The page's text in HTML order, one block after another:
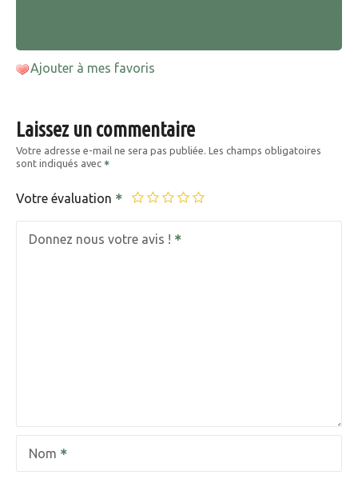
Ajouter à mes favoris
Laissez un commentaire
Votre adresse e-mail ne sera pas publiée. Les champs obligatoires
sont indiqués avec
Votre évaluation
Donnez nous votre avis !
Nom